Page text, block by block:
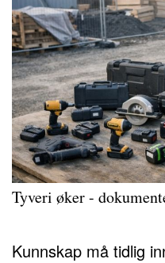
Tyveri øker -
Kunnskap må tidlig